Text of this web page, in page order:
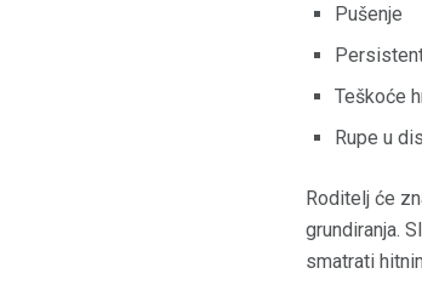
Pušenje
Teškoće
Rupe u
Roditelj će
grundiranja.
smatrati